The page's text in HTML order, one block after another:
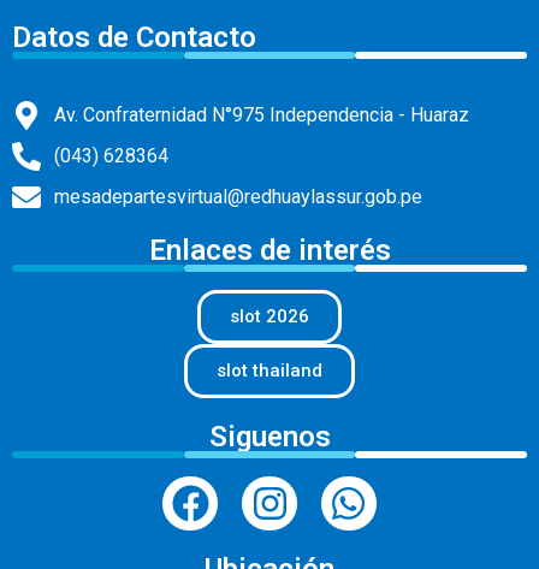
Datos de Contacto
Av. Confraternidad N°975 Independencia - Huaraz
(043) 628364
mesadepartesvirtual@redhuaylassur.gob.pe
Enlaces de interés
slot 2026
slot thailand
Siguenos